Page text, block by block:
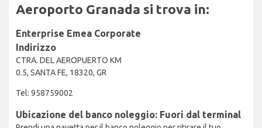
Aeroporto Granada si trova in:
Enterprise Emea Corporate
Indirizzo
CTRA. DEL AEROPUERTO KM
0.5, SANTA FE, 18320, GR
Tel: 958759002
Ubicazione del banco noleggio: Fuori dal terminal